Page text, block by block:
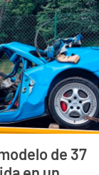
de 37